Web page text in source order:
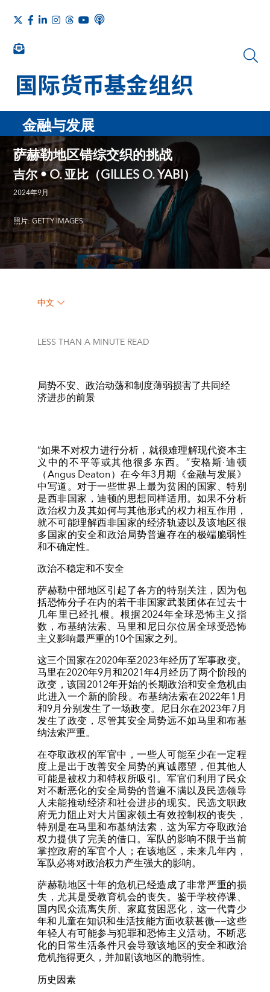
金融与发展
萨赫勒地区错综交织的挑战
吉尔 • O. 亚比（GILLES O. YABI）
2024年9月
照片: GETTY IMAGES
中文
LESS THAN A MINUTE READ
局势不安、政治动荡和制度薄弱损害了共同经
济进步的前景
“如果不对权力进行分析，就很难理解现代资本主
义中的不平等或其他很多东西。”安格斯·迪顿
（Angus Deaton）在今年3月期《金融与发展》
中写道。对于一些世界上最为贫困的国家、特别
是西非国家，迪顿的思想同样适用。如果不分析
政治权力及其如何与其他形式的权力相互作用，
就不可能理解西非国家的经济轨迹以及该地区很
多国家的安全和政治局势普遍存在的极端脆弱性
和不确定性。
政治不稳定和不安全
萨赫勒中部地区引起了各方的特别关注，因为包
括恐怖分子在内的若干非国家武装团体在过去十
几年里已经扎根。根据2024年全球恐怖主义指
数，布基纳法索、马里和尼日尔位居全球受恐怖
主义影响最严重的10个国家之列。
这三个国家在2020年至2023年经历了军事政变。
马里在2020年9月和2021年4月经历了两个阶段的
政变，该国2012年开始的长期政治和安全危机由
此进入一个新的阶段。布基纳法索在2022年1月
和9月分别发生了一场政变。尼日尔在2023年7月
发生了政变，尽管其安全局势远不如马里和布基
纳法索严重。
在夺取政权的军官中，一些人可能至少在一定程
度上是出于改善安全局势的真诚愿望，但其他人
可能是被权力和特权所吸引。军官们利用了民众
对不断恶化的安全局势的普遍不满以及民选领导
人未能推动经济和社会进步的现实。民选文职政
府无力阻止对大片国家领土有效控制权的丧失，
特别是在马里和布基纳法索，这为军方夺取政治
权力提供了完美的借口。军队的影响不限于当前
掌控政府的军官个人；在该地区，未来几年内，
军队必将对政治权力产生强大的影响。
萨赫勒地区十年的危机已经造成了非常严重的损
失，尤其是受教育机会的丧失。鉴于学校停课、
国内民众流离失所、家庭贫困恶化，这一代青少
年和儿童在知识和生活技能方面收获甚微——这些
年轻人有可能参与犯罪和恐怖主义活动。不断恶
化的日常生活条件只会导致该地区的安全和政治
危机拖得更久，并加剧该地区的脆弱性。
历史因素